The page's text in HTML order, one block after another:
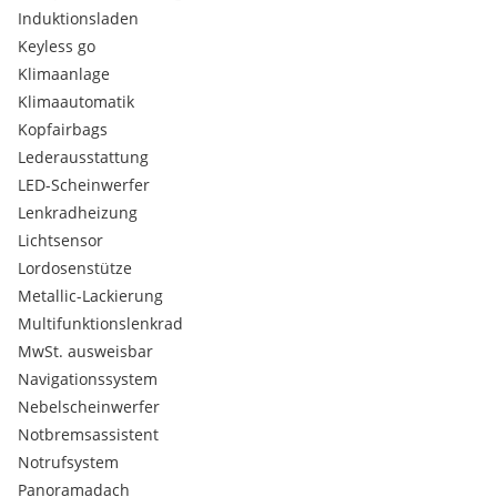
Ebony perf. Windsor leather
Umwelt, Sicherheit:
Alarmanlage
Diebstahlwarnanlage
Komfort, Innenausstattung:
Keyless Entry
Lenkradheizung
Multifunktionslenkrad
Sitzheizung
Sitzverstellung, elektrisch fuer Fahrer und Beifahrer
Multimedia:
Bluetooth
DAB Tuner
Radio
Elektrische Gepäckraumklappe
Räder:
Alufelgen
Sonstiges:
Beheizbare Frontscheibe
Rücksitzbank geteilt
Induktionsladen
Keyless go
Klimaanlage
Klimaautomatik
Kopfairbags
Lederausstattung
LED-Scheinwerfer
Lenkradheizung
Lichtsensor
Lordosenstütze
Metallic-Lackierung
Multifunktionslenkrad
MwSt. ausweisbar
Navigationssystem
Nebelscheinwerfer
Notbremsassistent
Notrufsystem
Panoramadach